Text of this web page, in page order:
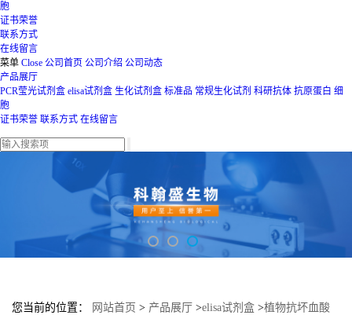
胞
证书荣誉
联系方式
在线留言
菜单 Close 公司首页 公司介绍 公司动态
产品展厅
PCR莹光试剂盒 elisa试剂盒 生化试剂盒 标准品 常规生化试剂 科研抗体 抗原蛋白 细
胞
证书荣誉 联系方式 在线留言
您当前的位置： 网站首页 > 产品展厅 >elisa试剂盒 >植物抗坏血酸